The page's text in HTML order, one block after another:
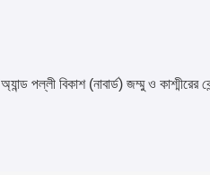
পল্লী বিকাশ (নাবার্ড) জম্মু ও